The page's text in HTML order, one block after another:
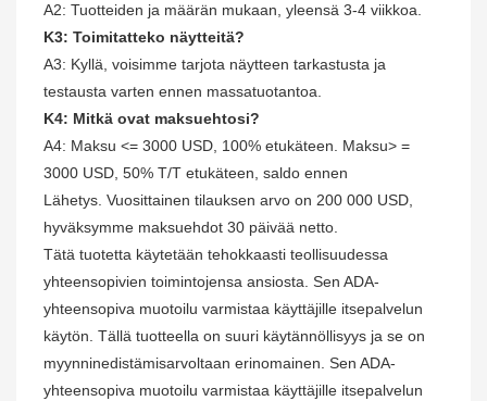
A2: Tuotteiden ja määrän mukaan, yleensä 3-4 viikkoa.
K3: Toimitatteko näytteitä?
A3: Kyllä, voisimme tarjota näytteen tarkastusta ja
testausta varten ennen massatuotantoa.
K4: Mitkä ovat maksuehtosi?
A4: Maksu <= 3000 USD, 100% etukäteen. Maksu> =
3000 USD, 50% T/T etukäteen, saldo ennen
Lähetys. Vuosittainen tilauksen arvo on 200 000 USD,
hyväksymme maksuehdot 30 päivää netto.
Tätä tuotetta käytetään tehokkaasti teollisuudessa
yhteensopivien toimintojensa ansiosta. Sen ADA-
yhteensopiva muotoilu varmistaa käyttäjille itsepalvelun
käytön. Tällä tuotteella on suuri käytännöllisyys ja se on
myynninedistämisarvoltaan erinomainen. Sen ADA-
yhteensopiva muotoilu varmistaa käyttäjille itsepalvelun